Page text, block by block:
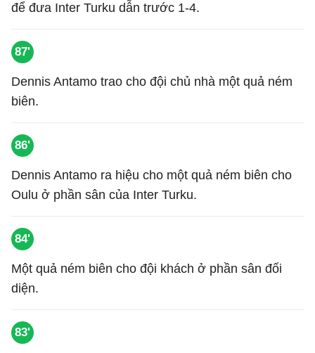
để đưa Inter Turku dẫn trước 1-4.
87'
Dennis Antamo trao cho đội chủ nhà một quả ném
biên.
86'
Dennis Antamo ra hiệu cho một quả ném biên cho
Oulu ở phần sân của Inter Turku.
84'
Một quả ném biên cho đội khách ở phần sân đối
diện.
83'